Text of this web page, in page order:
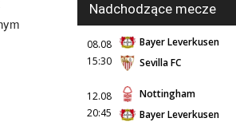
Nadchodzące mecze
08.08
15:30
Bayer Leverkusen
Sevilla FC
12.08
20:45
Nottingham
Bayer Leverkusen